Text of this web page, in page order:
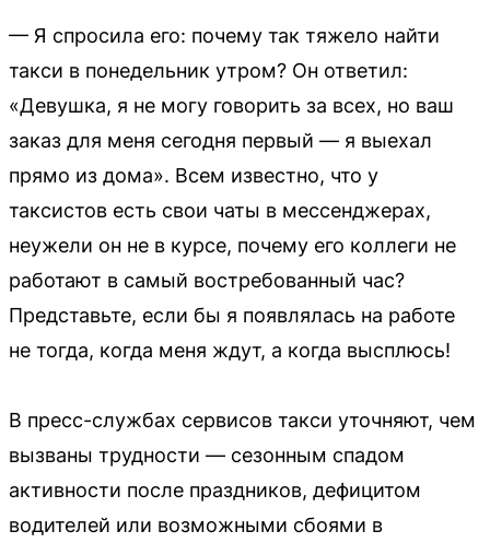
— Я спросила его: почему так тяжело найти
такси в понедельник утром? Он ответил:
«Девушка, я не могу говорить за всех, но ваш
заказ для меня сегодня первый — я выехал
прямо из дома». Всем известно, что у
таксистов есть свои чаты в мессенджерах,
неужели он не в курсе, почему его коллеги не
работают в самый востребованный час?
Представьте, если бы я появлялась на работе
не тогда, когда меня ждут, а когда высплюсь!
В пресс-службах сервисов такси уточняют, чем
вызваны трудности — сезонным спадом
активности после праздников, дефицитом
водителей или возможными сбоями в